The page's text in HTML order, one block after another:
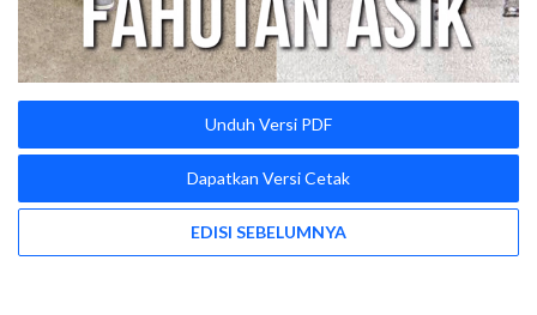
Unduh Versi PDF
Dapatkan Versi Cetak
EDISI SEBELUMNYA